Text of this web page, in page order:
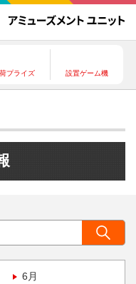
プライズ 設置ゲーム機
6月